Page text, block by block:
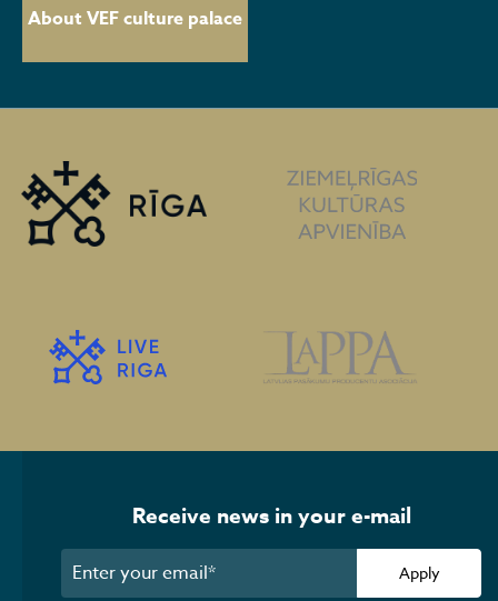
About VEF culture palace
Receive news in your e-mail
Apply